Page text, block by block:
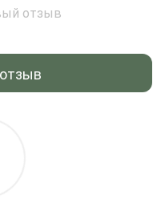
отзыв